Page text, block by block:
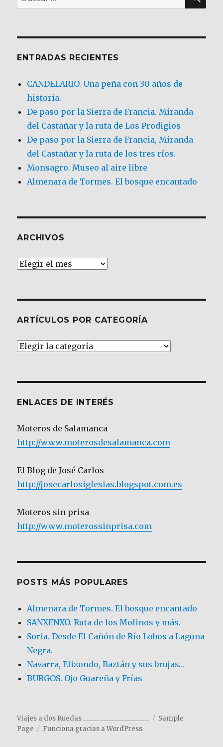
por:
ENTRADAS RECIENTES
CANDELARIO. Una peña con 30 años de
historia.
De paso por la Sierra de Francia. Miranda
del Castañar y la ruta de Los Prodigios
De paso por la Sierra de Francia, Miranda
del Castañar y la ruta de los tres ríos.
Monsagro. Museo al aire libre
Almenara de Tormes. El bosque encantado
ARCHIVOS
Archivos
ARTÍCULOS POR CATEGORÍA
Artículos
ENLACES DE INTERÉS
Moteros de Salamanca
http://www.moterosdesalamanca.com
El Blog de José Carlos
http://josecarlosiglesias.blogspot.com.es
Moteros sin prisa
http://www.moterossinprisa.com
POSTS MÁS POPULARES
Almenara de Tormes. El bosque encantado
SANXENXO. Ruta de los Molinos y más.
Soria. Desde El Cañón de Río Lobos a Laguna
Negra.
Navarra, Elizondo, Baztán y sus brujas…
BURGOS. Ojo Guareña y Frías
Viajes a dos Ruedas ___________________
Sample
Page
Funciona gracias a WordPress